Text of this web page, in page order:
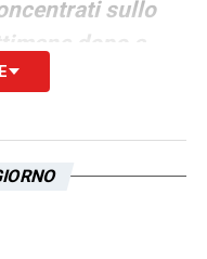
sullo
dopo a
grande
a a
tre: 1-1 e fu